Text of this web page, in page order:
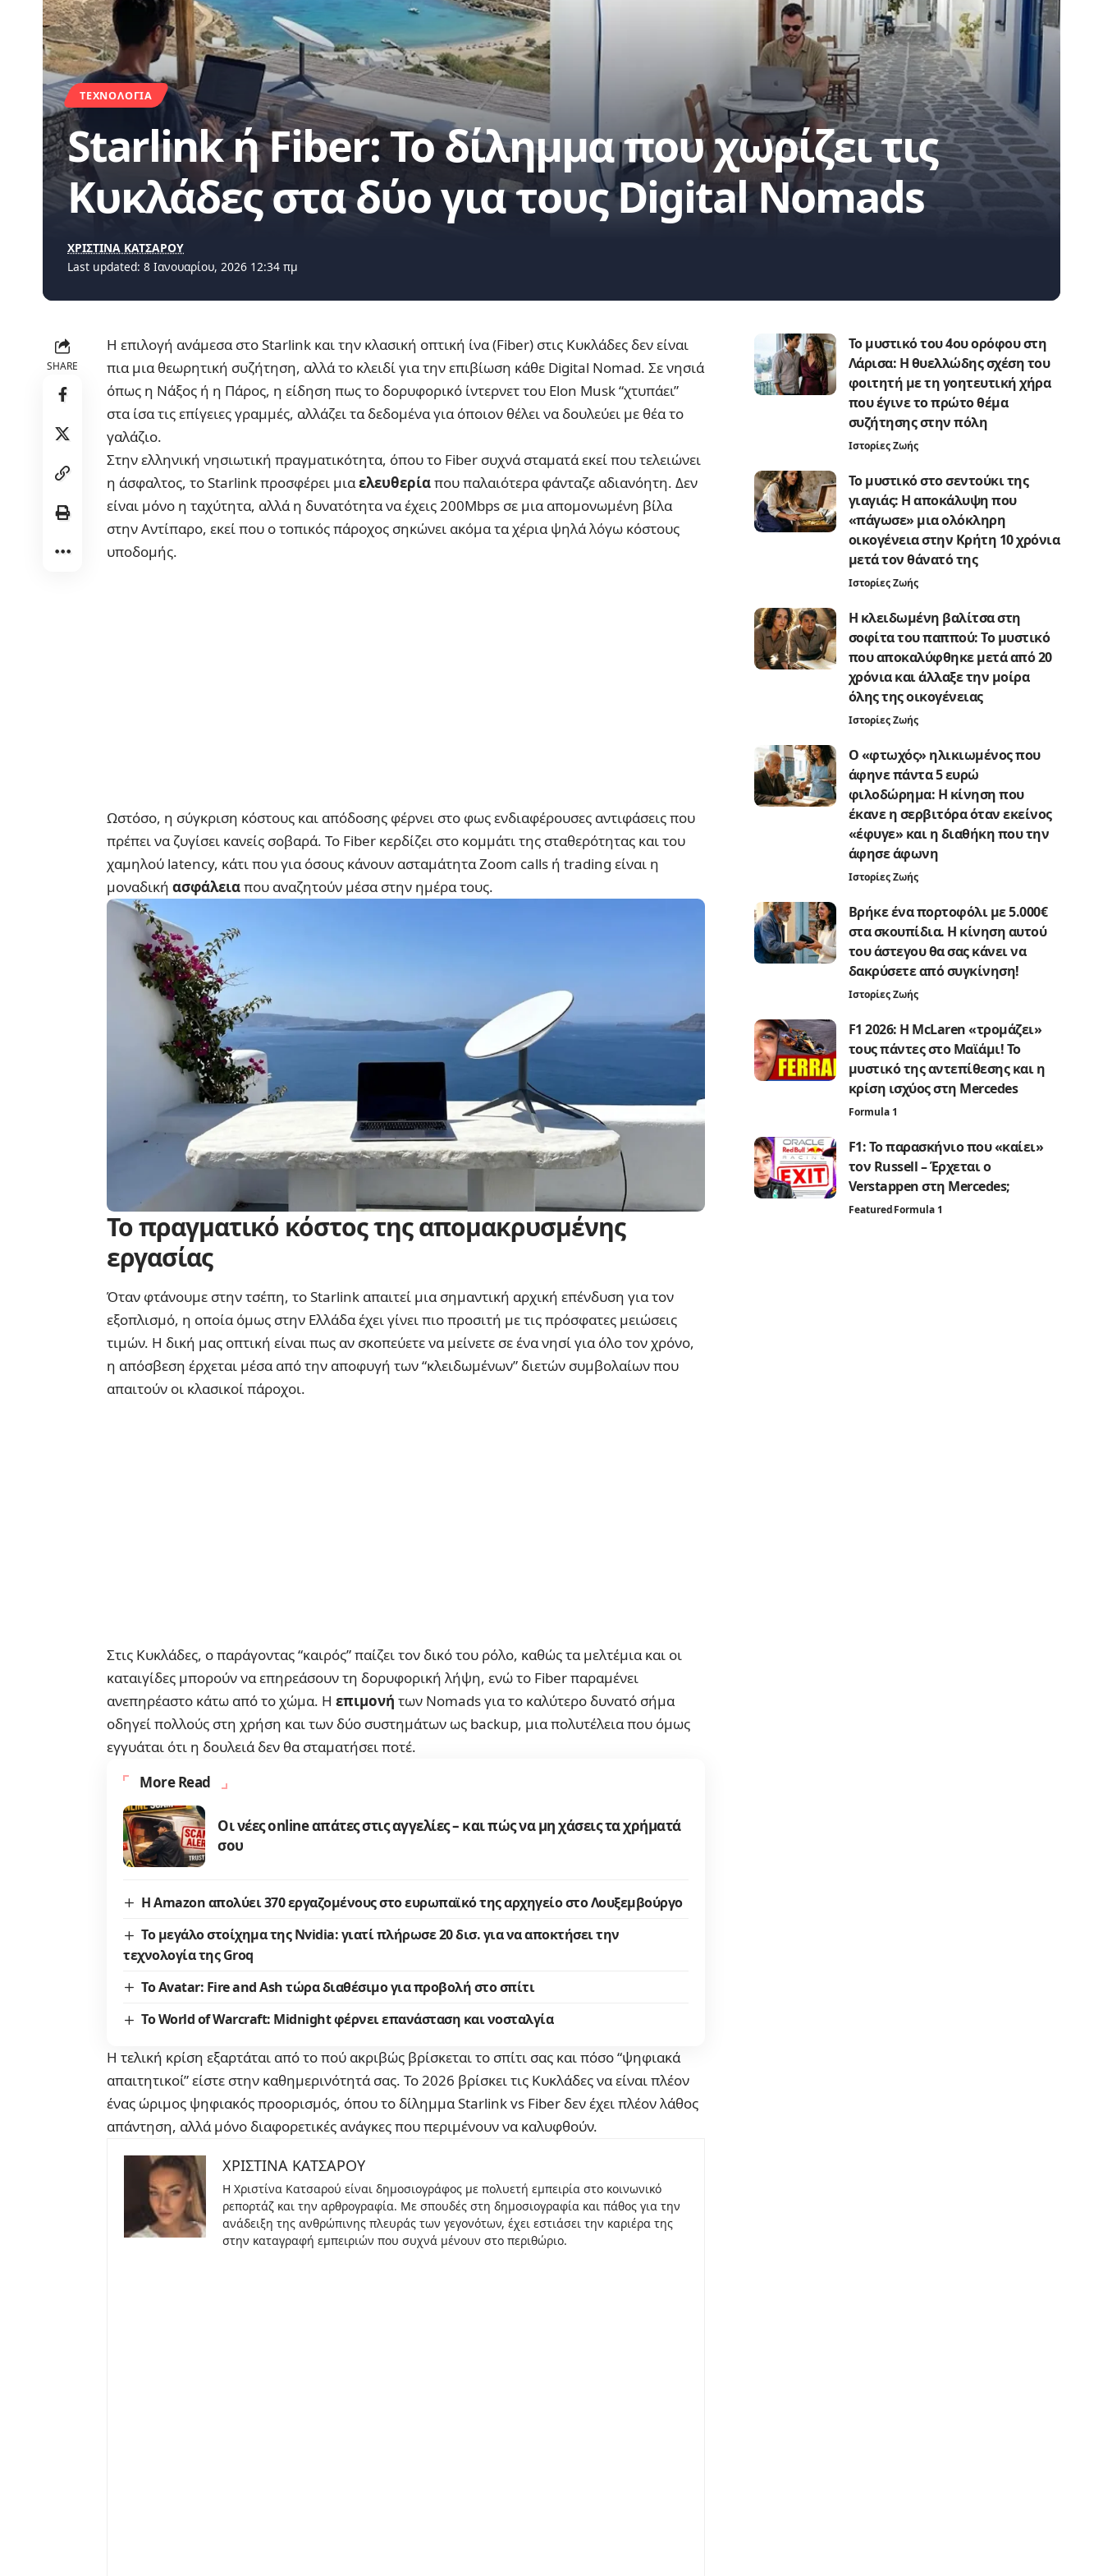
ΤΕΧΝΟΛΟΓΊΑ
Starlink ή Fiber: Το δίλημμα που χωρίζει τις
Κυκλάδες στα δύο για τους Digital Nomads
Last updated: 8 Ιανουαρίου, 2026 12:34 πμ
ΧΡΙΣΤΙΝΑ ΚΑΤΣΑΡΟΥ
SHARE
Η επιλογή ανάμεσα στο Starlink και την κλασική οπτική ίνα (Fiber) στις Κυκλάδες δεν είναι
πια μια θεωρητική συζήτηση, αλλά το κλειδί για την επιβίωση κάθε Digital Nomad. Σε νησιά
όπως η Νάξος ή η Πάρος, η είδηση πως το δορυφορικό ίντερνετ του Elon Musk “χτυπάει”
στα ίσα τις επίγειες γραμμές, αλλάζει τα δεδομένα για όποιον θέλει να δουλεύει με θέα το
γαλάζιο.
Στην ελληνική νησιωτική πραγματικότητα, όπου το Fiber συχνά σταματά εκεί που τελειώνει
η άσφαλτος, το Starlink προσφέρει μιαελευθερίαπου παλαιότερα φάνταζε αδιανόητη. Δεν
είναι μόνο η ταχύτητα, αλλά η δυνατότητα να έχεις 200Mbps σε μια απομονωμένη βίλα
στην Αντίπαρο, εκεί που ο τοπικός πάροχος σηκώνει ακόμα τα χέρια ψηλά λόγω κόστους
υποδομής.
Ωστόσο, η σύγκριση κόστους και απόδοσης φέρνει στο φως ενδιαφέρουσες αντιφάσεις που
πρέπει να ζυγίσει κανείς σοβαρά. Το Fiber κερδίζει στο κομμάτι της σταθερότητας και του
χαμηλού latency, κάτι που για όσους κάνουν ασταμάτητα Zoom calls ή trading είναι η
μοναδική ασφάλειαπου αναζητούν μέσα στην ημέρα τους.
Το πραγματικό κόστος της απομακρυσμένης
εργασίας
Όταν φτάνουμε στην τσέπη, το Starlink απαιτεί μια σημαντική αρχική επένδυση για τον
εξοπλισμό, η οποία όμως στην Ελλάδα έχει γίνει πιο προσιτή με τις πρόσφατες μειώσεις
τιμών. Η δική μας οπτική είναι πως αν σκοπεύετε να μείνετε σε ένα νησί για όλο τον χρόνο,
η απόσβεση έρχεται μέσα από την αποφυγή των “κλειδωμένων” διετών συμβολαίων που
απαιτούν οι κλασικοί πάροχοι.
Στις Κυκλάδες, ο παράγοντας “καιρός” παίζει τον δικό του ρόλο, καθώς τα μελτέμια και οι
καταιγίδες μπορούν να επηρεάσουν τη δορυφορική λήψη, ενώ το Fiber παραμένει
ανεπηρέαστο κάτω από το χώμα. Η επιμονή των Nomads για το καλύτερο δυνατό σήμα
οδηγεί πολλούς στη χρήση και των δύο συστημάτων ως backup, μια πολυτέλεια που όμως
εγγυάται ότι η δουλειά δεν θα σταματήσει ποτέ.
More Read
Οι νέες online απάτες στις αγγελίες – και πώς να μη χάσεις τα χρήματά
σου
Η Amazon απολύει 370 εργαζομένους στο ευρωπαϊκό της αρχηγείο στο Λουξεμβούργο
Το μεγάλο στοίχημα της Nvidia: γιατί πλήρωσε 20 δισ. για να αποκτήσει την
τεχνολογία της Groq
Το Avatar: Fire and Ash τώρα διαθέσιμο για προβολή στο σπίτι
Το World of Warcraft: Μidnight φέρνει επανάσταση και νοσταλγία
Η τελική κρίση εξαρτάται από το πού ακριβώς βρίσκεται το σπίτι σας και πόσο “ψηφιακά
απαιτητικοί” είστε στην καθημερινότητά σας. Το 2026 βρίσκει τις Κυκλάδες να είναι πλέον
ένας ώριμος ψηφιακός προορισμός, όπου το δίλημμα Starlink vs Fiber δεν έχει πλέον λάθος
απάντηση, αλλά μόνο διαφορετικές ανάγκες που περιμένουν να καλυφθούν.
ΧΡΙΣΤΙΝΑ ΚΑΤΣΑΡΟΥ
Η Χριστίνα Κατσαρού είναι δημοσιογράφος με πολυετή εμπειρία στο κοινωνικό
ρεπορτάζ και την αρθρογραφία. Με σπουδές στη δημοσιογραφία και πάθος για την
ανάδειξη της ανθρώπινης πλευράς των γεγονότων, έχει εστιάσει την καριέρα της
στην καταγραφή εμπειριών που συχνά μένουν στο περιθώριο.
Το μυστικό του 4ου ορόφου στη
Λάρισα: Η θυελλώδης σχέση του
φοιτητή με τη γοητευτική χήρα
που έγινε το πρώτο θέμα
συζήτησης στην πόλη
Ιστορίες Ζωής
Το μυστικό στο σεντούκι της
γιαγιάς: Η αποκάλυψη που
«πάγωσε» μια ολόκληρη
οικογένεια στην Κρήτη 10 χρόνια
μετά τον θάνατό της
Ιστορίες Ζωής
Η κλειδωμένη βαλίτσα στη
σοφίτα του παππού: Το μυστικό
που αποκαλύφθηκε μετά από 20
χρόνια και άλλαξε την μοίρα
όλης της οικογένειας
Ιστορίες Ζωής
Ο «φτωχός» ηλικιωμένος που
άφηνε πάντα 5 ευρώ
φιλοδώρημα: Η κίνηση που
έκανε η σερβιτόρα όταν εκείνος
«έφυγε» και η διαθήκη που την
άφησε άφωνη
Ιστορίες Ζωής
Βρήκε ένα πορτοφόλι με 5.000€
στα σκουπίδια. Η κίνηση αυτού
του άστεγου θα σας κάνει να
δακρύσετε από συγκίνηση!
Ιστορίες Ζωής
F1 2026: Η McLaren «τρομάζει»
τους πάντες στο Μαϊάμι! Το
μυστικό της αντεπίθεσης και η
κρίση ισχύος στη Mercedes
Formula 1
F1: Το παρασκήνιο που «καίει»
τον Russell – Έρχεται ο
Verstappen στη Mercedes;
FeaturedFormula 1